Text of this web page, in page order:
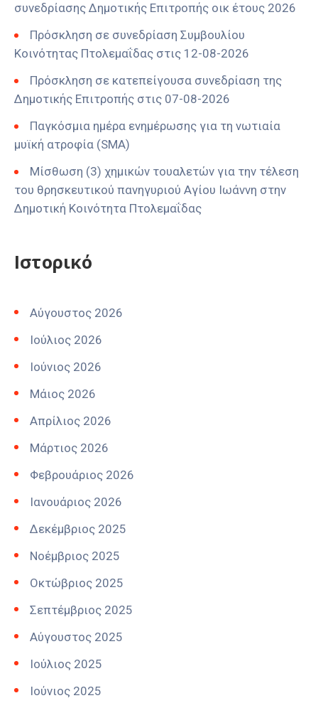
συνεδρίασης Δημοτικής Επιτροπής οικ έτους 2026
Πρόσκληση σε συνεδρίαση Συμβουλίου
Κοινότητας Πτολεμαΐδας στις 12-08-2026
Πρόσκληση σε κατεπείγουσα συνεδρίαση της
Δημοτικής Επιτροπής στις 07-08-2026
Παγκόσμια ημέρα ενημέρωσης για τη νωτιαία
μυϊκή ατροφία (SMA)
Μίσθωση (3) χημικών τουαλετών για την τέλεση
του θρησκευτικού πανηγυριού Αγίου Ιωάννη στην
Δημοτική Κοινότητα Πτολεμαΐδας
Ιστορικό
Αύγουστος 2026
Ιούλιος 2026
Ιούνιος 2026
Μάιος 2026
Απρίλιος 2026
Μάρτιος 2026
Φεβρουάριος 2026
Ιανουάριος 2026
Δεκέμβριος 2025
Νοέμβριος 2025
Οκτώβριος 2025
Σεπτέμβριος 2025
Αύγουστος 2025
Ιούλιος 2025
Ιούνιος 2025